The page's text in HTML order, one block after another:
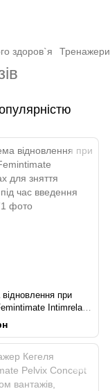
здоров`я Тренажери
при
Femintimate Intimrelax
спазмів під час